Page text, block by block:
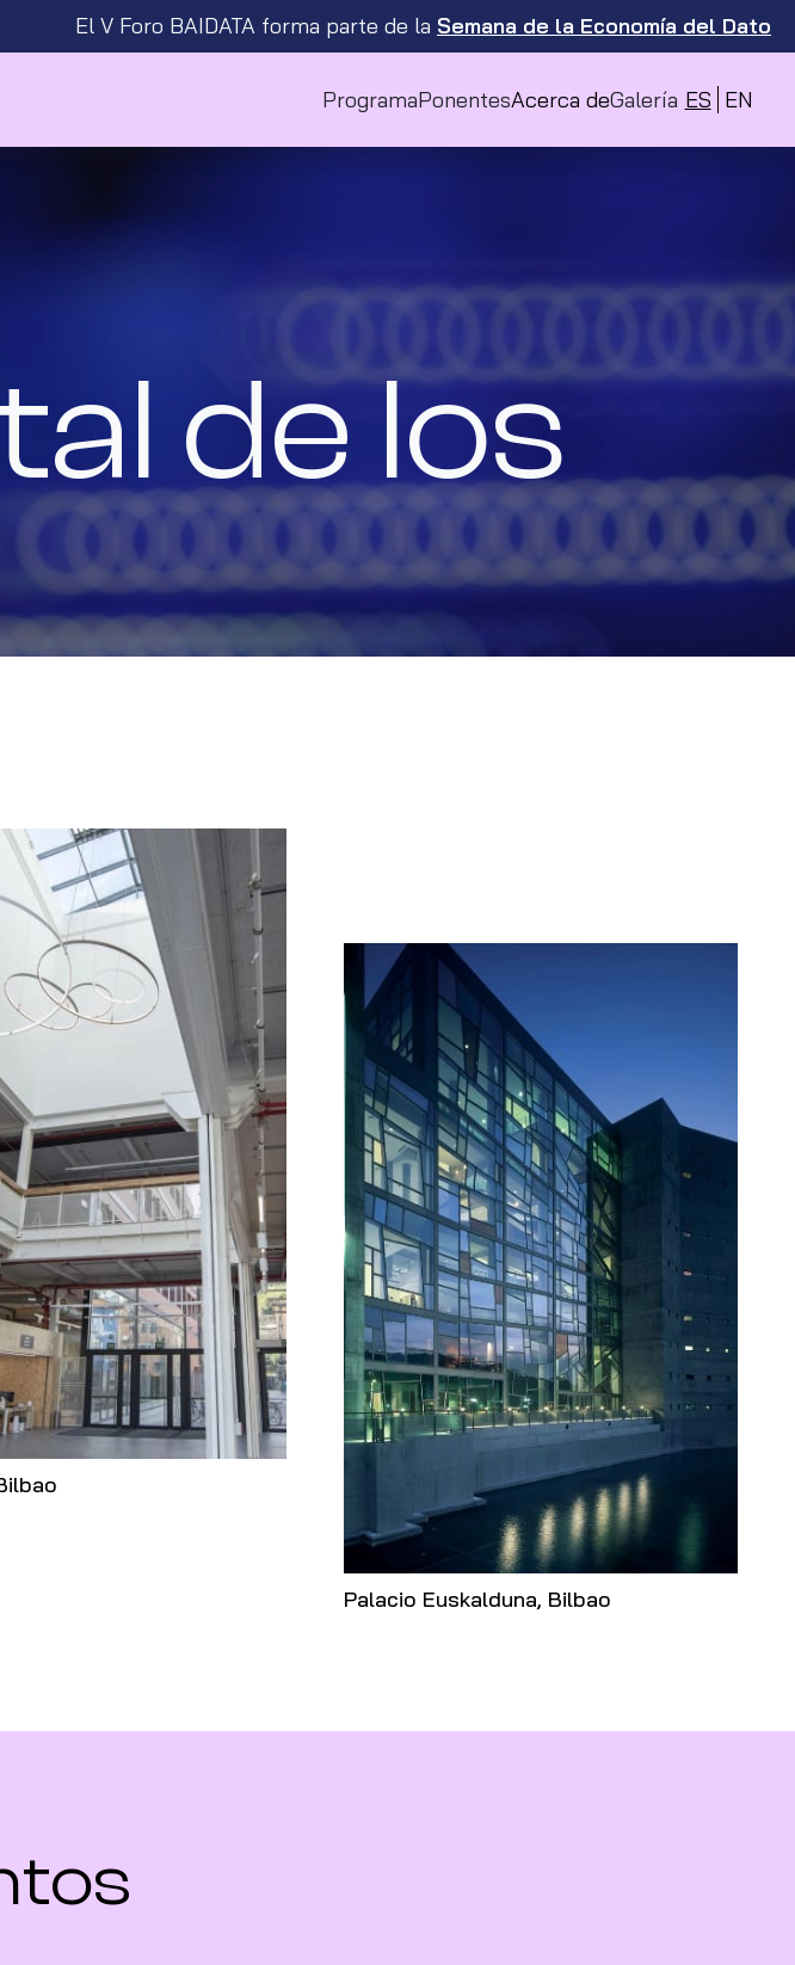
El V Foro BAIDATA forma parte de la Semana de la Economía del Dato
ProgramaPonentesAcerca deGalería ES EN
de los
Palacio Euskalduna, Bilbao